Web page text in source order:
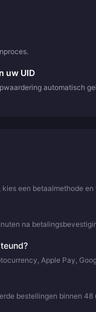
uw UID
automatisch
een betaalmethode
na
Apple Pay,
bestellingen binnen